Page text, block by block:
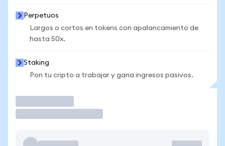
Perpetuos
Largos o cortos en tokens con apalancamiento de
hasta 50x.
Staking
Pon tu cripto a trabajar y gana ingresos pasivos.